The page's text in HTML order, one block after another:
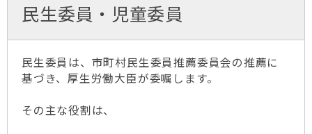
民生委員・児童委員
民生委員は、市町村民生委員推薦委員会の推薦に
基づき、厚生労働大臣が委嘱します。
その主な役割は、